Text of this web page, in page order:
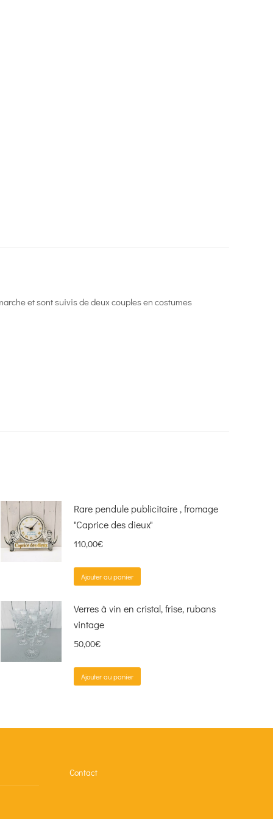
et sont suivis de deux couples en costumes
Rare pendule publicitaire , fromage
"Caprice des dieux"
110,00€
Ajouter au panier
Verres à vin en cristal, frise, rubans
vintage
50,00€
Ajouter au panier
Contact